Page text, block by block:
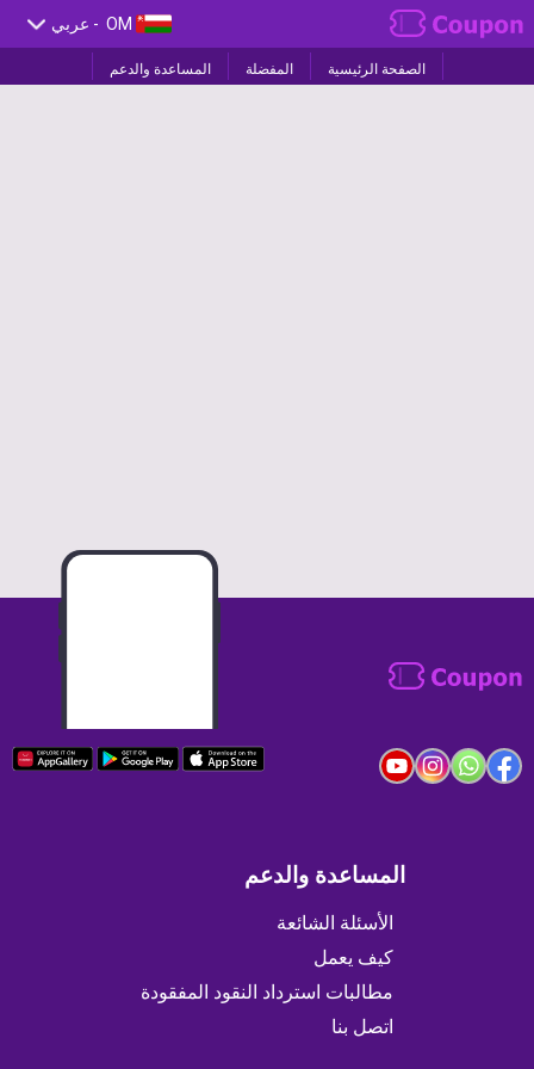
OM - عربي
الصفحة الرئيسية المفضلة المساعدة والدعم
المساعدة والدعم
الأسئلة الشائعة
كيف يعمل
مطالبات استرداد النقود المفقودة
اتصل بنا